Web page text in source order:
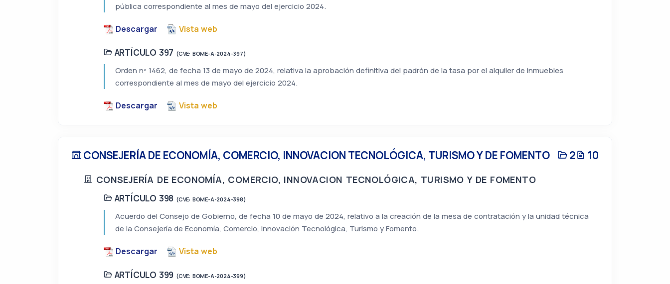
pública correspondiente al mes de mayo del ejercicio 2024.
Descargar Vista web
ARTÍCULO 397 (CVE: BOME-A-2024-397)
Orden nº 1462, de fecha 13 de mayo de 2024, relativa la aprobación definitiva del padrón de la tasa por el alquiler de inmuebles
correspondiente al mes de mayo del ejercicio 2024.
Descargar Vista web
CONSEJERÍA DE ECONOMÍA, COMERCIO, INNOVACION TECNOLÓGICA, TURISMO Y DE FOMENTO 2 10
CONSEJERÍA DE ECONOMÍA, COMERCIO, INNOVACION TECNOLÓGICA, TURISMO Y DE FOMENTO
ARTÍCULO 398 (CVE: BOME-A-2024-398)
Acuerdo del Consejo de Gobierno, de fecha 10 de mayo de 2024, relativo a la creación de la mesa de contratación y la unidad técnica
de la Consejería de Economía, Comercio, Innovación Tecnológica, Turismo y Fomento.
Descargar Vista web
ARTÍCULO 399 (CVE: BOME-A-2024-399)